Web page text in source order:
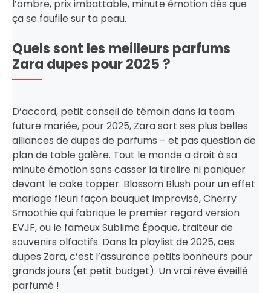
l’ombre, prix imbattable, minute émotion dès que
ça se faufile sur ta peau.
Quels sont les meilleurs parfums
Zara dupes pour 2025 ?
D’accord, petit conseil de témoin dans la team
future mariée, pour 2025, Zara sort ses plus belles
alliances de dupes de parfums – et pas question de
plan de table galère. Tout le monde a droit à sa
minute émotion sans casser la tirelire ni paniquer
devant le cake topper. Blossom Blush pour un effet
mariage fleuri façon bouquet improvisé, Cherry
Smoothie qui fabrique le premier regard version
EVJF, ou le fameux Sublime Époque, traiteur de
souvenirs olfactifs. Dans la playlist de 2025, ces
dupes Zara, c’est l’assurance petits bonheurs pour
grands jours (et petit budget). Un vrai rêve éveillé
parfumé !